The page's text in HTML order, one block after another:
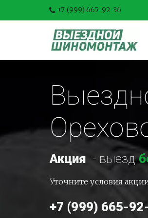
+7 (999) 665-92-36
Акция - выезд
Уточните условия
+7 (999) 665-